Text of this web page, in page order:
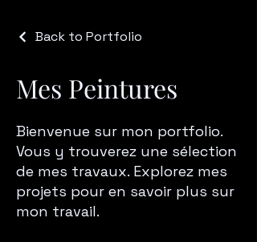
Back to Portfolio
Mes Peintures
Bienvenue sur mon portfolio.
Vous y trouverez une sélection
de mes travaux. Explorez mes
projets pour en savoir plus sur
mon travail.